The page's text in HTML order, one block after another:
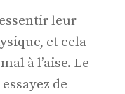
leur
et cela
à l’aise. Le
de